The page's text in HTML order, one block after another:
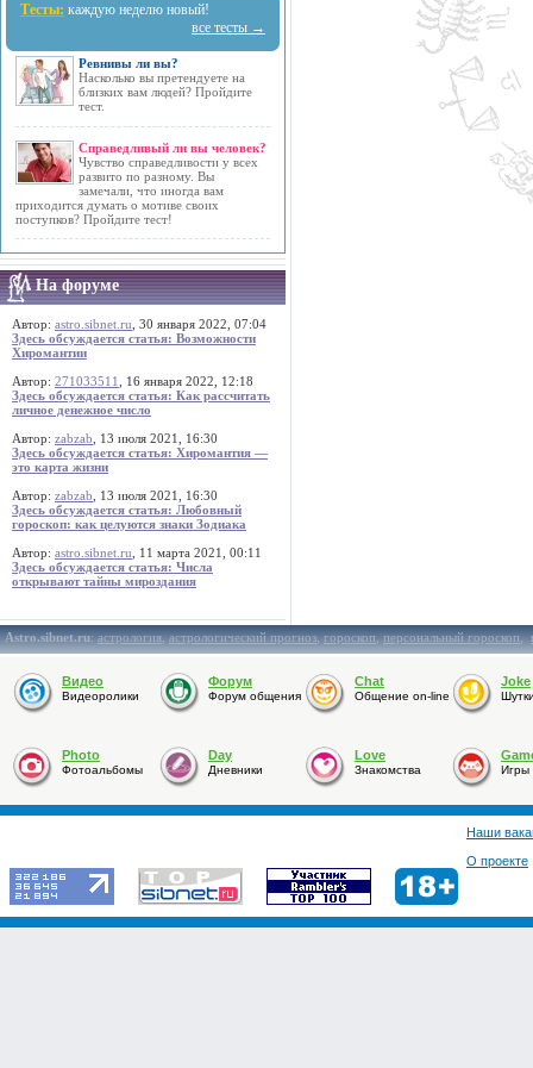
Тесты: каждую неделю новый!
все тесты →
Ревнивы ли вы?
Насколько вы претендуете на
близких вам людей? Пройдите
тест.
Справедливый ли вы человек?
Чувство справедливости у всех
развито по разному. Вы
замечали, что иногда вам
приходится думать о мотиве своих
поступков? Пройдите тест!
На форуме
Автор: astro.sibnet.ru , 30 января 2022, 07:04
Здесь обсуждается статья: Возможности
Хиромантии
Автор: 271033511
, 16 января 2022, 12:18
Здесь обсуждается статья: Как рассчитать
личное денежное число
Автор: zabzab , 13 июля 2021, 16:30
Здесь обсуждается статья: Хиромантия —
это карта жизни
Автор: zabzab , 13 июля 2021, 16:30
Здесь обсуждается статья: Любовный
гороскоп: как целуются знаки Зодиака
Автор: astro.sibnet.ru , 11 марта 2021, 00:11
Здесь обсуждается статья: Числа
открывают тайны мироздания
Astro.sibnet.ru:астрология,астрологический прогноз,гороскоп,персональный гороскоп,
Видео
Видеоролики
Форум
Форум общения
Chat
Общение on-line
Joke
Photo
Фотоальбомы
Day
Дневники
Love
Знакомства Игры
Наши
О проекте